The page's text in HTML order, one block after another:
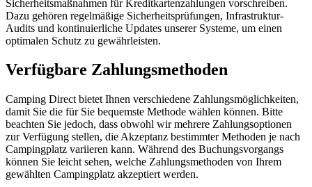
Sicherheitsmaßnahmen für Kreditkartenzahlungen vorschreiben.
Dazu gehören regelmäßige Sicherheitsprüfungen, Infrastruktur-
Audits und kontinuierliche Updates unserer Systeme, um einen
optimalen Schutz zu gewährleisten.
Verfügbare Zahlungsmethoden
Camping Direct bietet Ihnen verschiedene Zahlungsmöglichkeiten,
damit Sie die für Sie bequemste Methode wählen können. Bitte
beachten Sie jedoch, dass obwohl wir mehrere Zahlungsoptionen
zur Verfügung stellen, die Akzeptanz bestimmter Methoden je nach
Campingplatz variieren kann. Während des Buchungsvorgangs
können Sie leicht sehen, welche Zahlungsmethoden von Ihrem
gewählten Campingplatz akzeptiert werden.